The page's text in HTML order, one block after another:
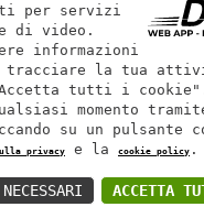
per servizi
di video.
informazioni
tracciare la tua
tutti i
momento
su un pulsante
privacy e la cookie policy .
ACCETTA